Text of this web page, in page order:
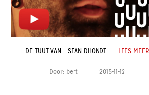
DE TUUT VAN... SEAN DHONDT LEES MEER
Door: bert 2015-11-12